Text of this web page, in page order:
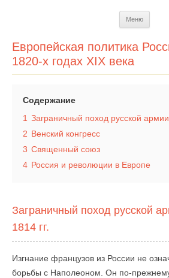
Меню
Европейская политика
1820-х годах XIX века
Содержание
1 Заграничный поход русской
2 Венский конгресс
3 Священный союз
4 Россия и революции в Европе
Заграничный поход русской
1814 гг.
Изгнание французов из России не
борьбы с Наполеоном. Он по-